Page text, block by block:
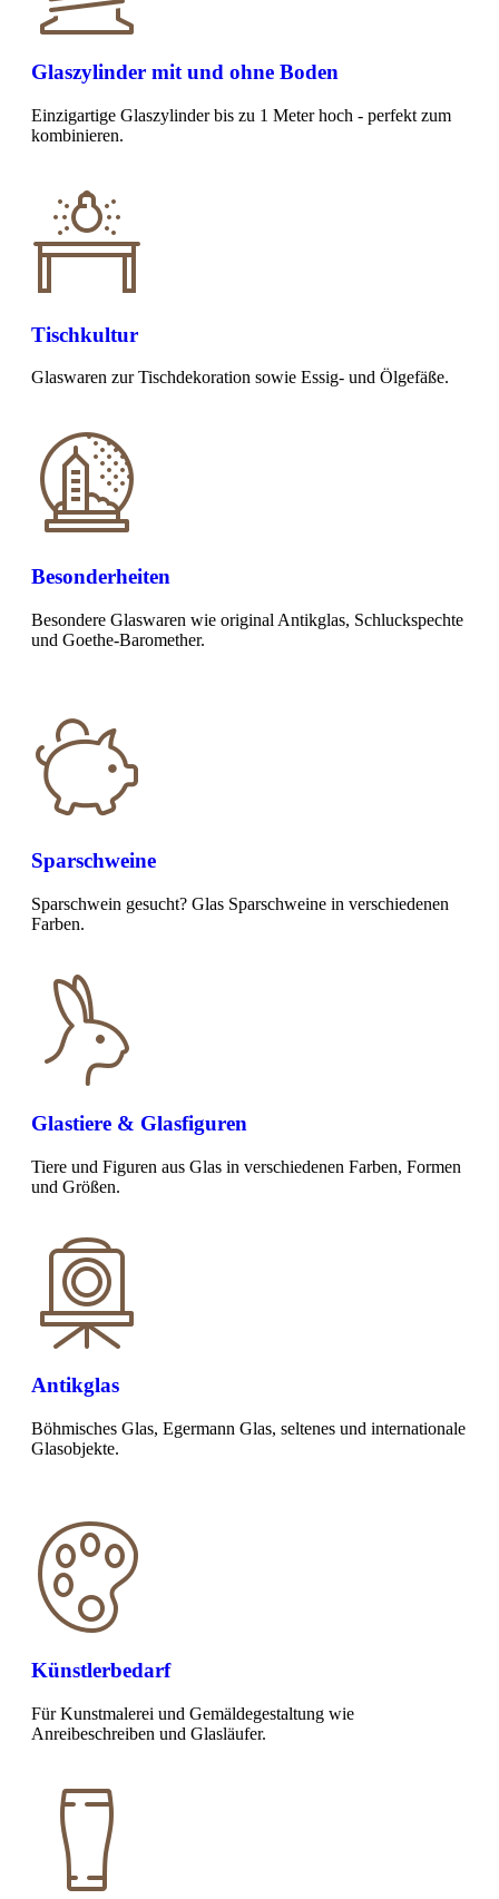
Glaszylinder mit und ohne Boden
Einzigartige Glaszylinder bis zu 1 Meter hoch - perfekt zum
kombinieren.
Tischkultur
Glaswaren zur Tischdekoration sowie Essig- und Ölgefäße.
Besonderheiten
Besondere Glaswaren wie original Antikglas, Schluckspechte
und Goethe-Baromether.
Sparschweine
Sparschwein gesucht? Glas Sparschweine in verschiedenen
Farben.
Glastiere & Glasfiguren
Tiere und Figuren aus Glas in verschiedenen Farben, Formen
und Größen.
Antikglas
Böhmisches Glas, Egermann Glas, seltenes und internationale
Glasobjekte.
Künstlerbedarf
Für Kunstmalerei und Gemäldegestaltung wie
Anreibeschreiben und Glasläufer.